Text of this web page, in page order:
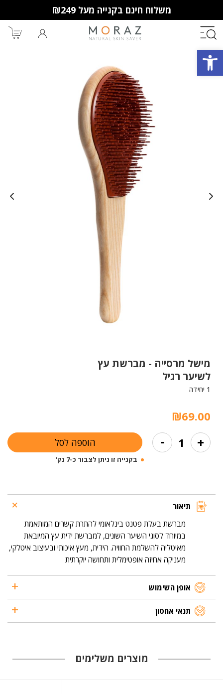
פתח סרגל נגישות
משלוח חינם בקנייה מעל ₪249
חברי מועדון מורז נהנים יותר!
מבצעים שווים
וצבירת נקודות למימוש בקניות
הבאות.
מישל מרסייה - מברשת עץ
לשיער רגיל
1 יחידה
₪69.00
+
של
- הוספה לסל
בקנייה זו ניתן לצבור כ-7 נק'
תיאור
מברשת בעלת פטנט בינלאומי להתרת קשרים המותאמת
במיוחד לסוגי השיער השונים, למברשת ידית עץ המיובאת
מאיטליה להשלמת החוויה. הידית, מעץ איכותי ובעיצוב איטלקי,
מעניקה אחיזה אופטימלית ותחושה יוקרתית
אופן השימוש
תנאי אחסון
מוצרים משלימים